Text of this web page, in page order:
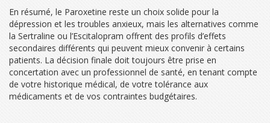
En résumé, le Paroxetine reste un choix solide pour la
dépression et les troubles anxieux, mais les alternatives comme
la Sertraline ou l’Escitalopram offrent des profils d’effets
secondaires différents qui peuvent mieux convenir à certains
patients. La décision finale doit toujours être prise en
concertation avec un professionnel de santé, en tenant compte
de votre historique médical, de votre tolérance aux
médicaments et de vos contraintes budgétaires.